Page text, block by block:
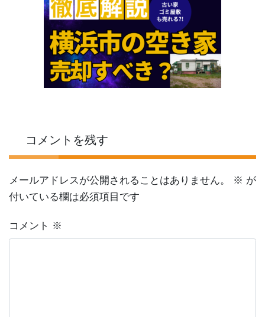
コメントを残す
メールアドレスが公開されることはありません。 ※ が
付いている欄は必須項目です
コメント ※